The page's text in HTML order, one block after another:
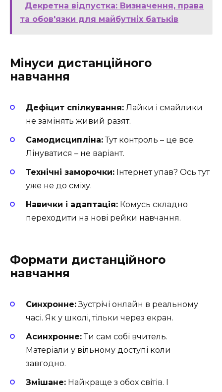
Декретна відпустка: Визначення, права
та обов'язки для майбутніх батьків
Мінуси дистанційного
навчання
Дефіцит спілкування: Лайки і смайлики
не замінять живий разят.
Самодисципліна:Тут контроль – це все.
Лінуватися – не варіант.
Технічні заморочки: Інтернет упав? Ось тут
уже не до сміху.
Навички і адаптація: Комусь складно
переходити на нові рейки навчання.
Формати дистанційного
навчання
Синхронне:Зустрічі онлайн в реальному
часі. Як у школі, тільки через екран.
Асинхронне:Ти сам собі вчитель.
Матеріали у вільному доступі коли
завгодно.
Змішане: Найкраще з обох світів. І